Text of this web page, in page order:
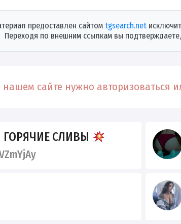
предоставлен сайтом tgsearch.net
Переходя по внешним ссылкам вы
сайте нужно авторизоваться
СЛИВЫ